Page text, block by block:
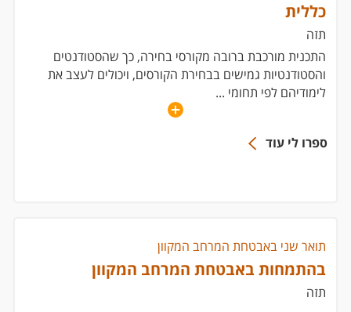
כללית
תזה
התכנית מורכבת ברובה מקורסי בחירה, כך שהסטודנטים
והסטודנטיות גמישים בבחירת הקורסים, ויכולים לעצב את
לימודיהם לפי תחומי ...
ספרו לי עוד
תואר שני באבטחת המרחב המקוון
בהתמחות באבטחת המרחב המקוון
תזה